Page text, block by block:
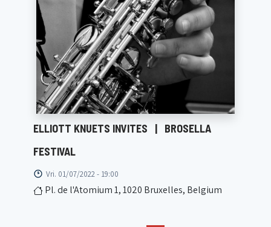
ELLIOTT KNUETS INVITES | BROSELLA
FESTIVAL
Vri. 01/07/2022 - 19:00
Pl. de l'Atomium 1, 1020 Bruxelles, Belgium